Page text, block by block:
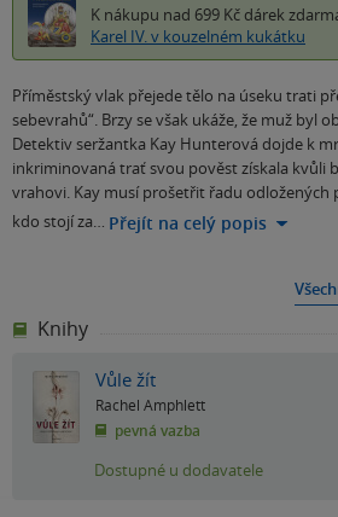
K nákupu nad 699 Kč dárek
Karel IV. v kouzelném kukátku
Příměstský vlak přejede tělo na úseku trati
sebevrahů“. Brzy se však ukáže, že muž byl
Detektiv seržantka Kay Hunterová dojde k
inkriminovaná trať svou pověst získala kvůli
vrahovi. Kay musí prošetřit řadu odložených
kdo stojí za… Přejít na celý popis
Knihy
Vůle žít
Rachel Amphlett
pevná vazba
Dostupné u dodavatele